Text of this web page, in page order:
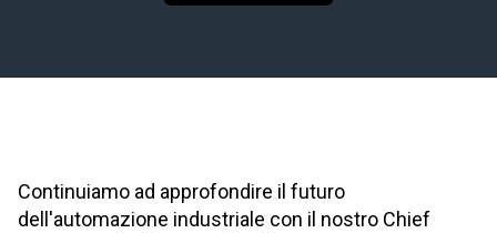
Continuiamo ad approfondire il futuro
dell'automazione industriale con il nostro Chief